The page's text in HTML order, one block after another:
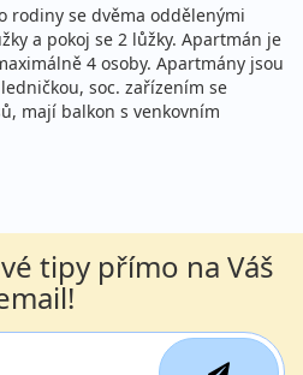
rodiny se dvěma oddělenými
a pokoj se 2 lůžky. Apartmán je
4 osoby. Apartmány jsou
soc. zařízením se
mají balkon s venkovním
tipy přímo na Váš